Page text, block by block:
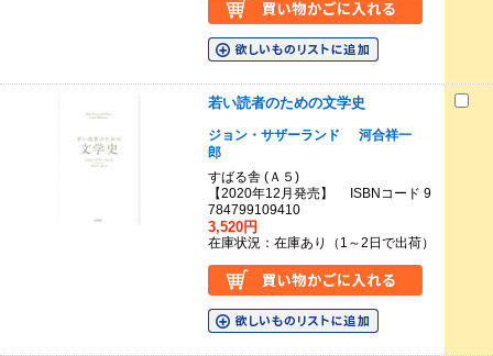
若い読者のための文学史
ジョン・サザーランド
河合祥一
郎
すばる舎 (Ａ５)
【2020年12月発売】 ISBNコード 9
784799109410
3,520円
在庫状況：在庫あり（1～2日で出荷）